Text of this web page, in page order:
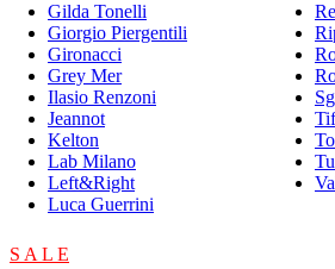
Gilda Tonelli
Giorgio Piergentili
Gironacci
Grey Mer
Ilasio Renzoni
Jeannot
Kelton
Lab Milano
Left&Right
Luca Guerrini
S A L E